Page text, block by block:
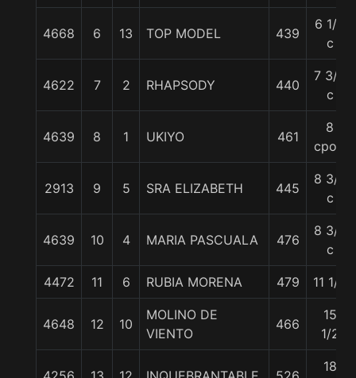
4668 6 13 TOP MODEL 439
6 1/2
c
4622 7 2 RHAPSODY 440
7 3/4
c
4639 8 1 UKIYO 461
8
cpos.
2913 9 5 SRA ELIZABETH 445
8 3/4
c
4639 10 4 MARIA PASCUALA 476
8 3/4
c
4472 11 6 RUBIA MORENA 479 11 1/2
4648 12 10
MOLINO DE
VIENTO
466
15
1/2
18